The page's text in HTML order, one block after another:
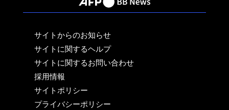
サイトからのお知らせ
サイトに関するヘルプ
サイトに関するお問い合わせ
採用情報
サイトポリシー
プライバシーポリシー